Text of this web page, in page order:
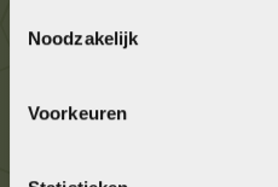
Noodzakelijk
Voorkeuren036 5304422